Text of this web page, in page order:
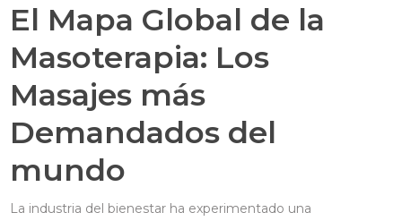
El Mapa Global de la
Masoterapia: Los
Masajes más
Demandados del
mundo
La industria del bienestar ha experimentado una